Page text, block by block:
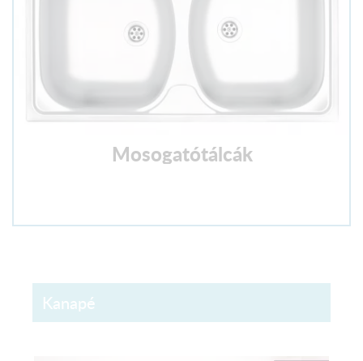
Mosogatótálcák
Kanapé